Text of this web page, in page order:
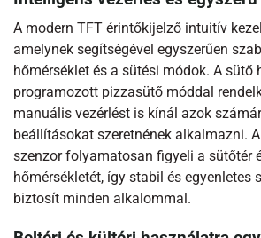
A modern TFT érintőkijelző intuitív
amelynek segítségével egyszerűen
hőmérséklet és a sütési módok. A sütő
programozott pizzasütő móddal
manuális vezérlést is kínál azok
beállításokat szeretnének alkalmazni.
szenzor folyamatosan figyeli a sütőtér
hőmérsékletét, így stabil és egyenletes
biztosít minden alkalommal.